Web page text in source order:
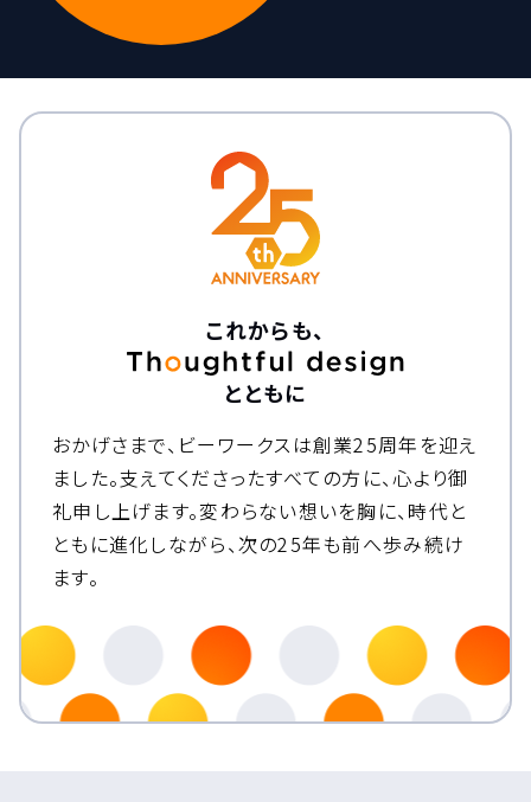
これからも、
とともに
おかげさまで、ビーワークスは創業25周年を迎え
ました。支えてくださったすべての方に、心より御
礼申し上げます。変わらない想いを胸に、時代と
ともに進化しながら、次の25年も前へ歩み続け
ます。